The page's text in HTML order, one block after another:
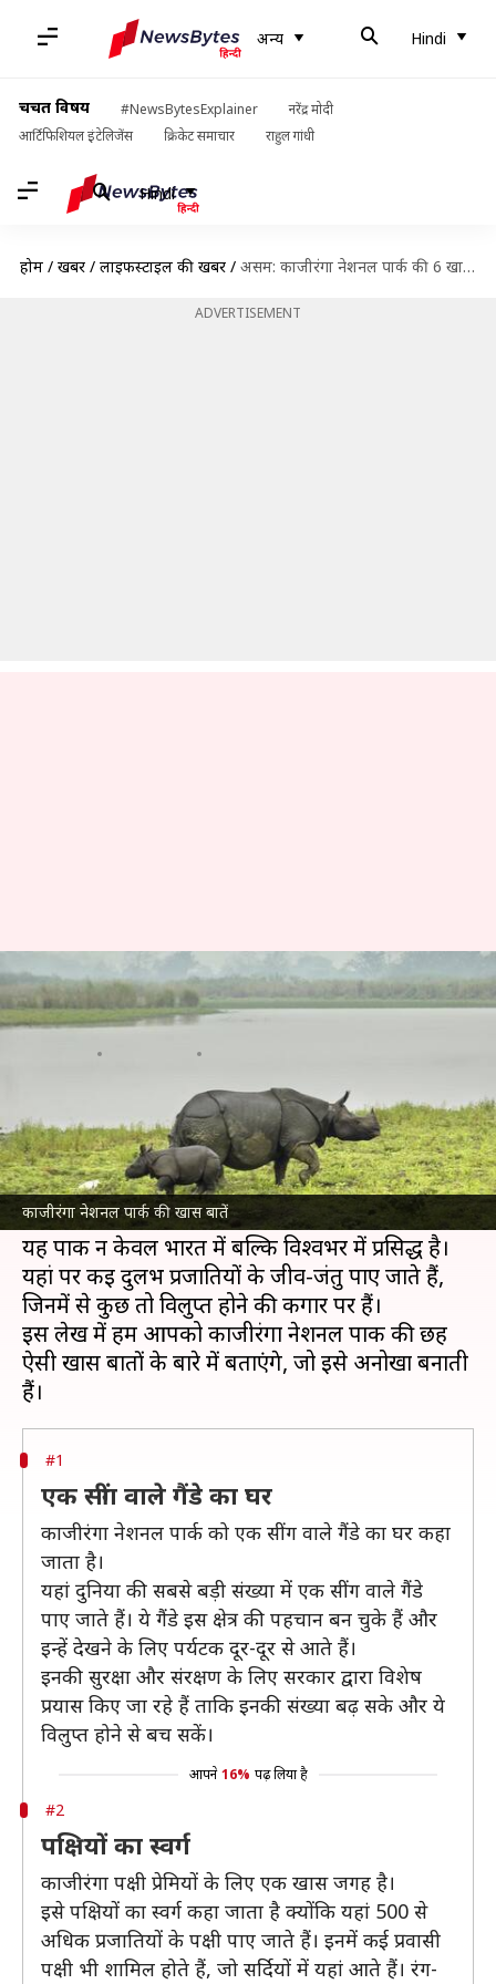
अन्य Hindi
चर्चित विषय #NewsBytesExplainer
नरेंद्र मोदी
आर्टिफिशियल इंटेलिजेंस
क्रिकेट समाचार राहुल गांधी
Hindi
होम / खबरें / लाइफस्टाइल की खबरें / असम: काजीरंगा नेशनल पार्क की 6 खास बातें, जो इसे बनाती हैं अनोखा
ADVERTISEMENT
काजीरंगा नेशनल पार्क की खास बातें
असम: काजीरंगा नेशनल पार्क की 6
खास बातें, जो इसे बनाती हैं अनोखा
क्या है खबर?
काजीरंगा नेशनल पार्कअसमका एक ऐसा स्थान है, जो
अपनी प्राकृतिक सुंदरता और जैव विविधता के लिए जाना
जाता है।
यह पार्क न केवल भारत में बल्कि विश्वभर में प्रसिद्ध है।
यहां पर कई दुर्लभ प्रजातियों के जीव-जंतु पाए जाते हैं,
जिनमें से कुछ तो विलुप्त होने की कगार पर हैं।
इस लेख में हम आपको काजीरंगा नेशनल पार्क की छह
ऐसी खास बातों के बारे में बताएंगे, जो इसे अनोखा बनाती
#1
एक सींग वाले गैंडे का घर
काजीरंगा नेशनल पार्क को एक सींग वाले गैंडे का घर कहा
जाता है।
यहां दुनिया की सबसे बड़ी संख्या में एक सींग वाले गैंडे
पाए जाते हैं। ये गैंडे इस क्षेत्र की पहचान बन चुके हैं और
इन्हें देखने के लिए पर्यटक दूर-दूर से आते हैं।
इनकी सुरक्षा और संरक्षण के लिए सरकार द्वारा विशेष
प्रयास किए जा रहे हैं ताकि इनकी संख्या बढ़ सके और ये
विलुप्त होने से बच सकें।
आपने 16% पढ़ लिया है
#2
पक्षियों का स्वर्ग
काजीरंगा पक्षी प्रेमियों के लिए एक खास जगह है।
इसे पक्षियों का स्वर्ग कहा जाता है क्योंकि यहां 500 से
अधिक प्रजातियों के पक्षी पाए जाते हैं। इनमें कई प्रवासी
पक्षी भी शामिल होते हैं, जो सर्दियों में यहां आते हैं। रंग-